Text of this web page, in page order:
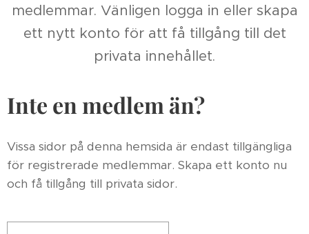
medlemmar. Vänligen logga in eller skapa
ett nytt konto för att få tillgång till det
privata innehållet.
Inte en medlem än?
Vissa sidor på denna hemsida är endast tillgängliga
för registrerade medlemmar. Skapa ett konto nu
och få tillgång till privata sidor.